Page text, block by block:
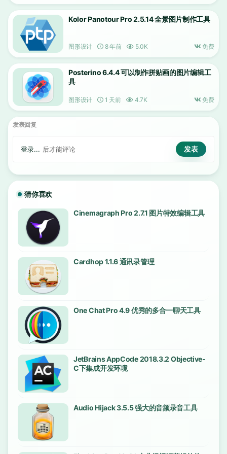
Kolor Panotour Pro 2.5.14 全景图片制作工具
图形设计 8 年前 5.0K 免费
Posterino 6.4.4 可以制作拼贴画的图片编辑工
具
图形设计 1 天前 4.7K 免费
发表回复
登录... 后才能评论
猜你喜欢
Cinemagraph Pro 2.7.1 图片特效编辑工具
Cardhop 1.1.6 通讯录管理
One Chat Pro 4.9 优秀的多合一聊天工具
JetBrains AppCode 2018.3.2 Objective-
C下集成开发环境
Audio Hijack 3.5.5 强大的音频录音工具